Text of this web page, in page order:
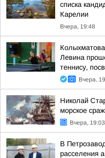
списка
Карелии
Вчера, 19:48
Левина
теннису,
Вчера,
Николай
морское
Вчера, 19:03
В
расселения